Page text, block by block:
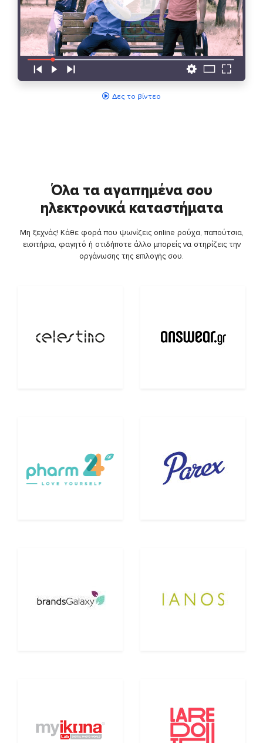
Δες το βίντεο
Όλα τα αγαπημένα σου
ηλεκτρονικά καταστήματα
Μη ξεχνάς! Κάθε φορά που ψωνίζεις online ρούχα, παπούτσια,
εισιτήρια, φαγητό ή οτιδήποτε άλλο μπορείς να στηρίζεις την
οργάνωσης της επιλογής σου.